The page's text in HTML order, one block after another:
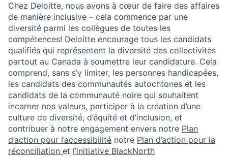
Chez Deloitte, nous avons à cœur de faire des affaires
de manière inclusive – cela commence par une
diversité parmi les collègues de toutes les
compétences! Deloitte encourage tous les candidats
qualifiés qui représentent la diversité des collectivités
partout au Canada à soumettre leur candidature. Cela
comprend, sans s’y limiter, les personnes handicapées,
les candidats des communautés autochtones et les
candidats de la communauté noire qui souhaitent
incarner nos valeurs, participer à la création d’une
culture de diversité, d’équité et d’inclusion, et
contribuer à notre engagement envers notre Plan
d’action pour l’accessibilité notre Plan d’action pour la
réconciliation et l’initiative BlackNorth